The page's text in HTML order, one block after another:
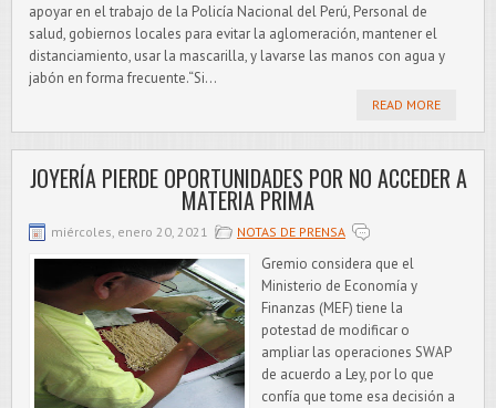
apoyar en el trabajo de la Policía Nacional del Perú, Personal de
salud, gobiernos locales para evitar la aglomeración, mantener el
distanciamiento, usar la mascarilla, y lavarse las manos con agua y
jabón en forma frecuente.“Si...
READ MORE
JOYERÍA PIERDE OPORTUNIDADES POR NO ACCEDER A
MATERIA PRIMA
miércoles, enero 20, 2021 NOTAS DE PRENSA
Gremio considera que el
Ministerio de Economía y
Finanzas (MEF) tiene la
potestad de modificar o
ampliar las operaciones SWAP
de acuerdo a Ley, por lo que
confía que tome esa decisión a